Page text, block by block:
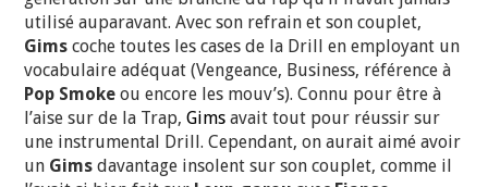
utilisé auparavant. Avec son refrain et son couplet,
Gims coche toutes les cases de la Drill en employant un
vocabulaire adéquat (Vengeance, Business, référence à
Pop Smoke ou encore les mouv’s). Connu pour être à
l’aise sur de la Trap,Gims avait tout pour réussir sur
une instrumental Drill. Cependant, on aurait aimé avoir
un Gimsdavantage insolent sur son couplet, comme il